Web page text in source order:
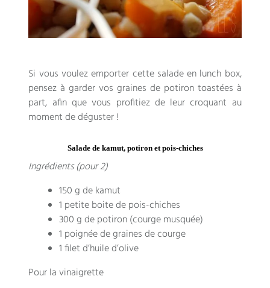
Si vous voulez emporter cette salade en lunch box,
pensez à garder vos graines de potiron toastées à
part, afin que vous profitiez de leur croquant au
moment de déguster !
Salade de kamut, potiron et pois-chiches
Ingrédients (pour 2)
150 g de kamut
1 petite boite de pois-chiches
300 g de potiron (courge musquée)
1 poignée de graines de courge
1 filet d’huile d’olive
Pour la vinaigrette